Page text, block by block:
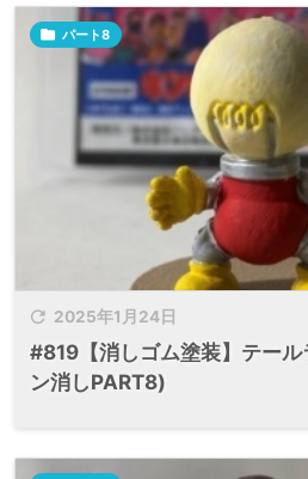
 2025年1月24日
 パート8
#819【消しゴム塗装】テー
ン消しPART8)